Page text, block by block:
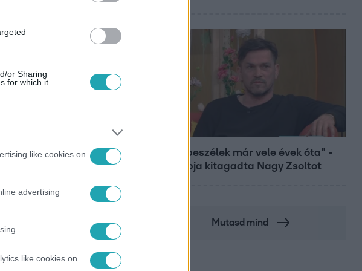
or Sharing
for which it
like cookies on
advertising
like cookies on
"Nem beszélek már vele évek óta" -
Édesapja kitagadta Nagy Zsoltot
Mutasd mind